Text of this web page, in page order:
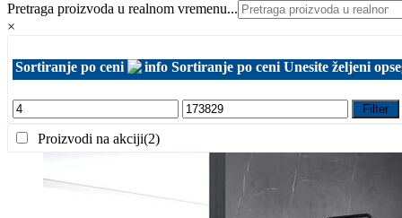
do
890,00 RSD
Pretraga proizvoda u realnom vremenu...
×
Sortiranje po ceni Sortiranje po ceni Unesite željeni
Filter
Proizvodi na akciji(2)